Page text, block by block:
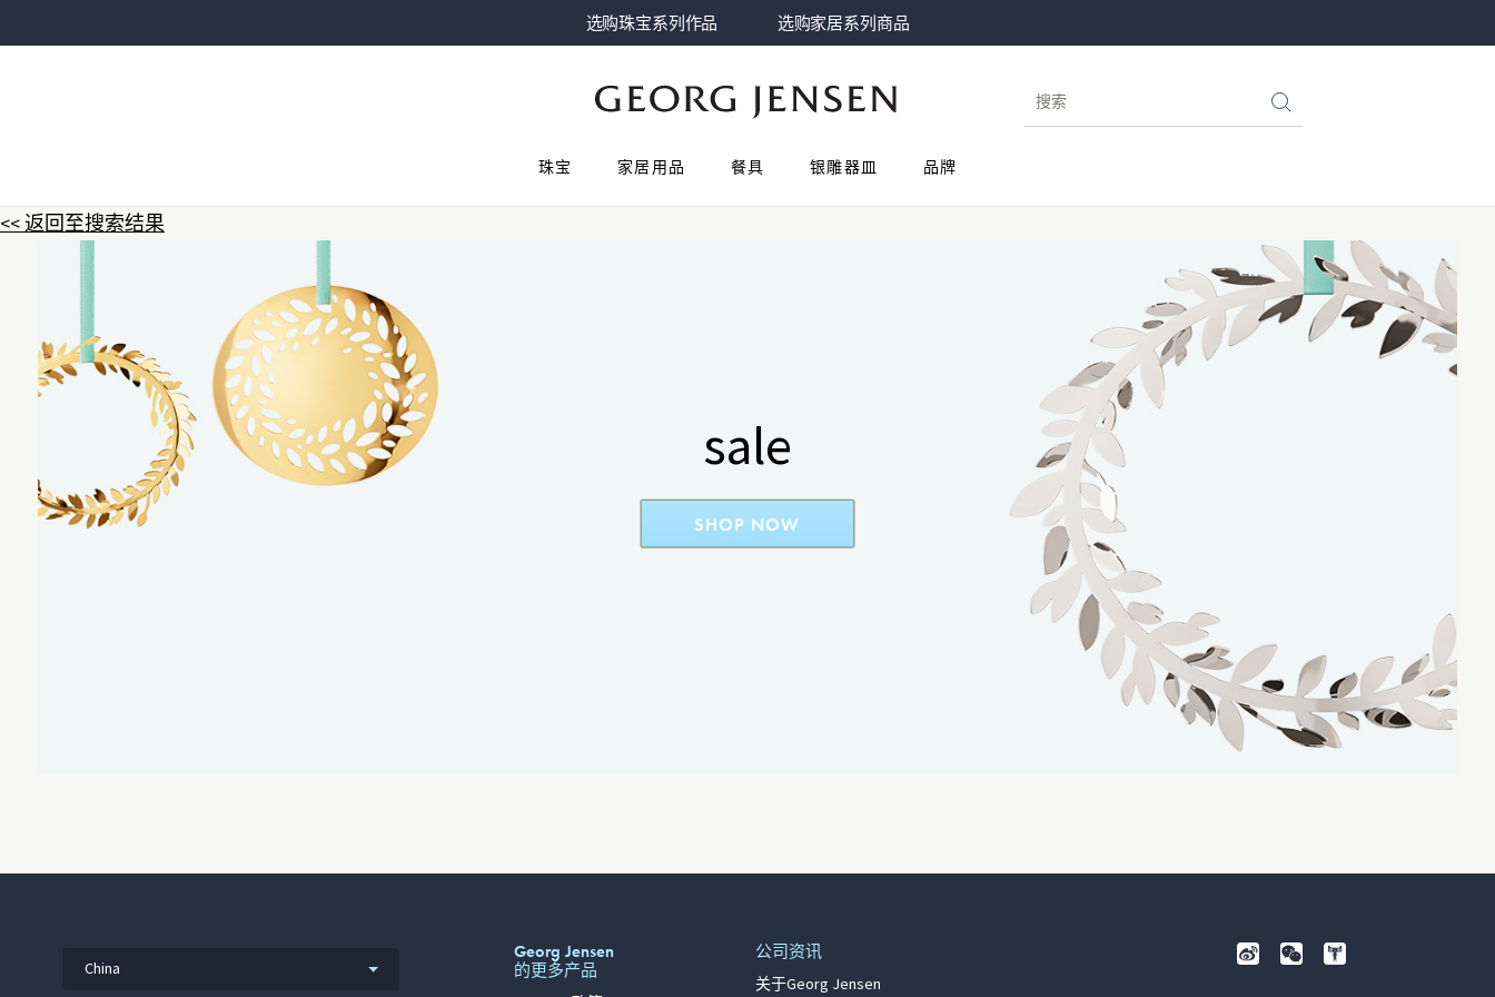
选购珠宝系列作品 选购家居系列商品
珠宝 家居用品 餐具 银雕器皿 品牌
<< 返回至搜索结果
sale
SHOP NOW
China
Georg Jensen
的更多产品
公司资讯
关于Georg Jensen